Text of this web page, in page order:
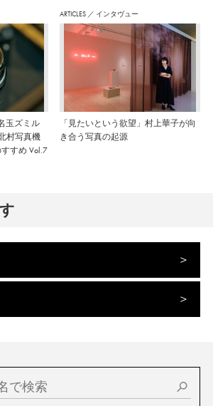
玉ズミル
村写真機
すめ Vol.7
ARTICLES ／ インタヴュー
「見たいという欲望」村上華子が向
き合う写真の起源